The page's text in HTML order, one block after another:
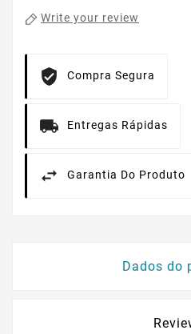
Write your review
Compra Segura
Entregas Rápidas
Garantia Do Produto
Dados do